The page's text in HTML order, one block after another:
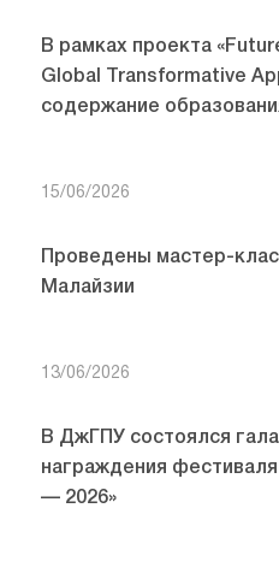
В рамках проекта
Global Transformative
содержание
15/06/2026
Проведены мастер-
Малайзии
13/06/2026
В ДжГПУ состоялся
награждения
— 2026»